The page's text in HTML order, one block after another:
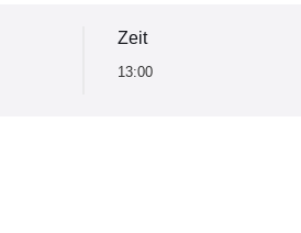
Zeit
13:00